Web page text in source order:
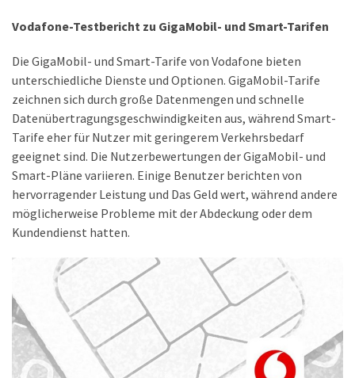
Multimedia
(34)
Smartwatches
(13)
Handytarif
(38)
Angebote
(19)
Handytarif-
Vergleich
(18)
Vodafone-Testbericht zu GigaMobil- und Smart-Tarifen
Die GigaMobil- und Smart-Tarife von Vodafone bieten
unterschiedliche Dienste und Optionen. GigaMobil-Tarife
zeichnen sich durch große Datenmengen und schnelle
Datenübertragungsgeschwindigkeiten aus, während Smart-
Tarife eher für Nutzer mit geringerem Verkehrsbedarf
geeignet sind. Die Nutzerbewertungen der GigaMobil- und
Smart-Pläne variieren. Einige Benutzer berichten von
hervorragender Leistung und Das Geld wert, während andere
möglicherweise Probleme mit der Abdeckung oder dem
Kundendienst hatten.